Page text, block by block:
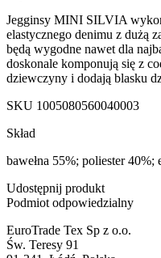
Jegginsy MINI SILVIA
elastycznego denimu z dużą
będą wygodne nawet dla
doskonale komponują się z
dziewczyny i dodają blasku
SKU 1005080560040003
Skład
bawełna 55%; poliester 40%;
Udostępnij produkt
Podmiot odpowiedzialny
EuroTrade Tex Sp z o.o.
Św. Teresy 91